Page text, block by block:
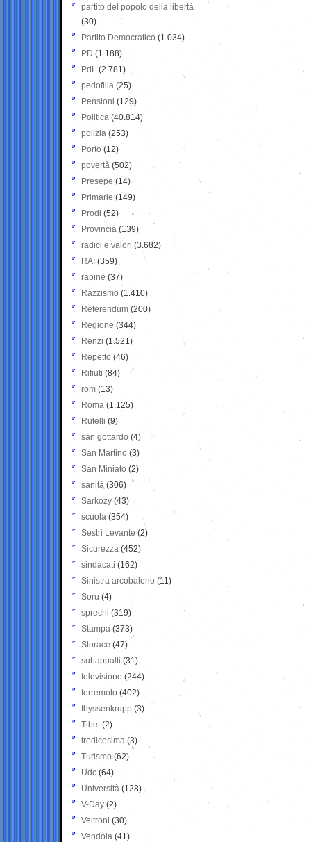
partito del popolo della libertà
(30)
Partito Democratico (1.034)
PD (1.188)
PdL (2.781)
pedofilia (25)
Pensioni (129)
Politica (40.814)
polizia (253)
Porto (12)
povertà (502)
Presepe (14)
Primarie (149)
Prodi (52)
Provincia (139)
radici e valori (3.682)
RAI (359)
rapine (37)
Razzismo (1.410)
Referendum (200)
Regione (344)
Renzi (1.521)
Repetto (46)
Rifiuti (84)
rom (13)
Roma (1.125)
Rutelli (9)
san gottardo (4)
San Martino (3)
San Miniato (2)
sanità (306)
Sarkozy (43)
scuola (354)
Sestri Levante (2)
Sicurezza (452)
sindacati (162)
Sinistra arcobaleno (11)
Soru (4)
sprechi (319)
Stampa (373)
Storace (47)
subappalti (31)
televisione(244)
terremoto (402)
thyssenkrupp (3)
Tibet(2)
tredicesima (3)
Turismo (62)
Udc (64)
Università (128)
V-Day (2)
Veltroni (30)
Vendola (41)